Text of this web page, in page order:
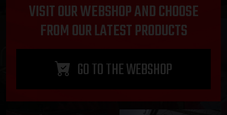
VISIT OUR WEBSHOP AND CHOOSE
FROM OUR LATEST PRODUCTS
GO TO THE WEBSHOP